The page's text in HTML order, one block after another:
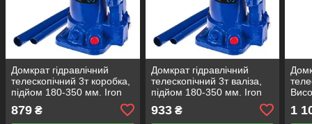
Домкрат гідравлічний
телескопічний 3т коробка,
підйом 180-350 мм. Iron
Hand (IH-180350D) 3,1 кг
879 ₴
Домкрат гідравлічний
телескопічний 3т валіза,
підйом 180-350 мм. Iron
Hand (IH-180350D-K) (IH-
18035
933₴ 1